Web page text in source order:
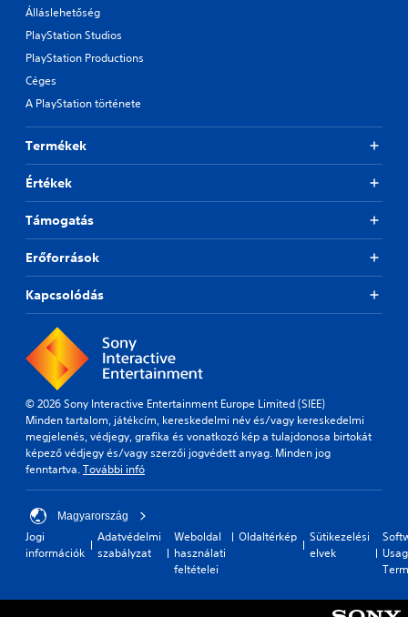
Álláslehetőség
PlayStation Studios
PlayStation Productions
Céges
A PlayStation története
Termékek
Értékek
Támogatás
Erőforrások
Kapcsolódás
© 2026 Sony Interactive Entertainment Europe Limited (SIEE)
Minden tartalom, játékcím, kereskedelmi név és/vagy kereskedelmi
megjelenés, védjegy, grafika és vonatkozó kép a tulajdonosa birtokát
képező védjegy és/vagy szerzői jogvédett anyag. Minden jog
fenntartva.További infó
Magyarország
Jogi
információk
Adatvédelmi
szabályzat
Weboldal
használati
feltételei
Oldaltérkép
Sütikezelési
elvek